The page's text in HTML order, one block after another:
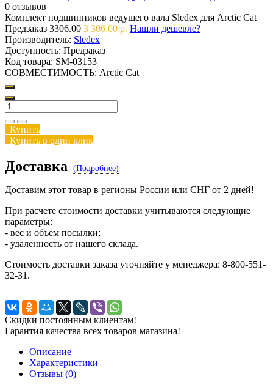
0 отзывов
Комплект подшипников ведущего вала Sledex для Arctic Cat
Предзаказ 3306.00 3 306.00 р. Нашли дешевле?
Производитель: Sledex
Доступность: Предзаказ
Код товара: SM-03153
СОВМЕСТИМОСТЬ: Arctic Cat
Купить
Купить в один клик
Доставка (Подробнее)
Доставим этот товар в регионы России или СНГ от 2 дней!
При расчете стоимости доставки учитываются следующие
параметры:
- вес и объем посылки;
- удаленность от нашего склада.
Стоимость доставки заказа уточняйте у менеджера: 8-800-551-
32-31.
Скидки постоянным клиентам!
Гарантия качества всех товаров магазина!
Описание
Характеристики
Отзывы (0)